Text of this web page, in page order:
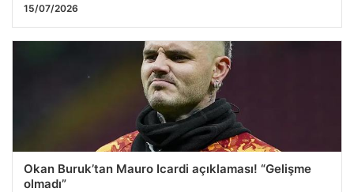
15/07/2026
Okan Buruk’tan Mauro Icardi açıklaması! “Gelişme
olmadı”